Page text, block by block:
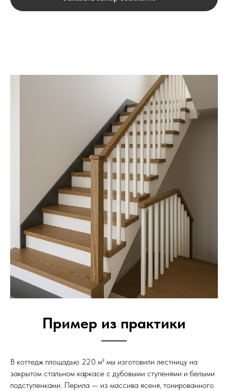
Пример из практики
В коттедж площадью 220 м² мы изготовили лестницу на
закрытом стальном каркасе с дубовыми ступенями и белыми
подступенками. Перила — из массива ясеня, тонированного